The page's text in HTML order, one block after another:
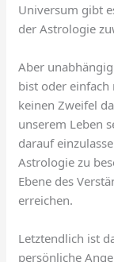
Universum gibt
der Astrologie
Aber
bist oder einfach
keinen Zweifel
unserem Leben
darauf
Astrologie zu
Ebene des
erreichen.
Letztendlich ist
persönliche